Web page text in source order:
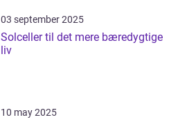
03 september 2025
Solceller til det mere bæredygtige
liv
10 may 2025